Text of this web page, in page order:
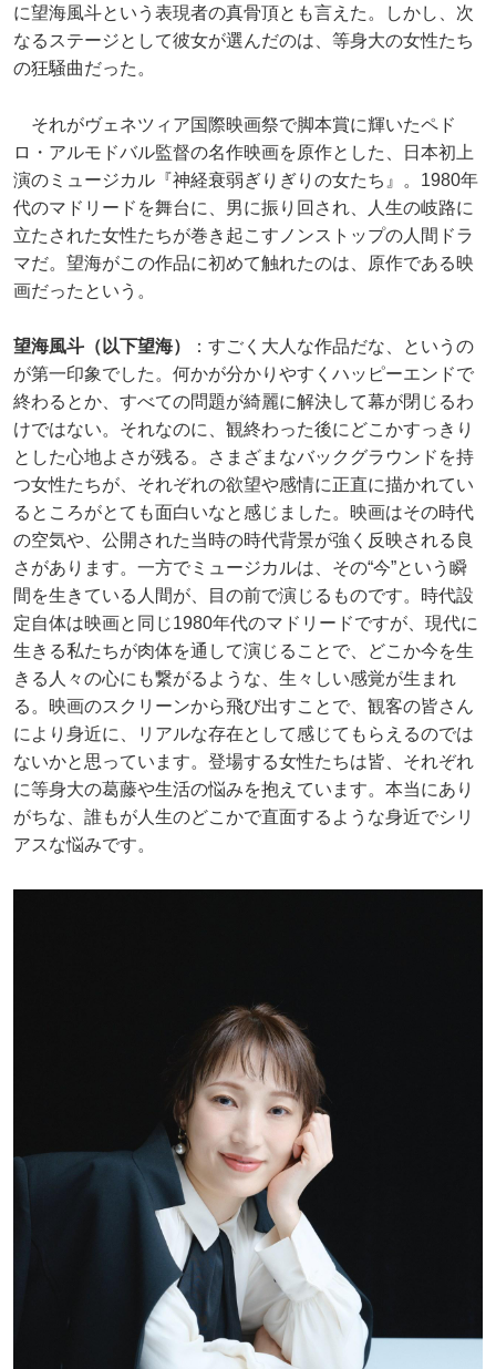
に望海風斗という表現者の真骨頂とも言えた。しかし、次
なるステージとして彼女が選んだのは、等身大の女性たち
の狂騒曲だった。
それがヴェネツィア国際映画祭で脚本賞に輝いたペド
ロ・アルモドバル監督の名作映画を原作とした、日本初上
演のミュージカル『神経衰弱ぎりぎりの女たち』。1980年
代のマドリードを舞台に、男に振り回され、人生の岐路に
立たされた女性たちが巻き起こすノンストップの人間ドラ
マだ。望海がこの作品に初めて触れたのは、原作である映
画だったという。
望海風斗（以下望海）
：すごく大人な作品だな、というの
が第一印象でした。何かが分かりやすくハッピーエンドで
終わるとか、すべての問題が綺麗に解決して幕が閉じるわ
けではない。それなのに、観終わった後にどこかすっきり
とした心地よさが残る。さまざまなバックグラウンドを持
つ女性たちが、それぞれの欲望や感情に正直に描かれてい
るところがとても面白いなと感じました。映画はその時代
の空気や、公開された当時の時代背景が強く反映される良
さがあります。一方でミュージカルは、その“今”という瞬
間を生きている人間が、目の前で演じるものです。時代設
定自体は映画と同じ1980年代のマドリードですが、現代に
生きる私たちが肉体を通して演じることで、どこか今を生
きる人々の心にも繋がるような、生々しい感覚が生まれ
る。映画のスクリーンから飛び出すことで、観客の皆さん
により身近に、リアルな存在として感じてもらえるのでは
ないかと思っています。登場する女性たちは皆、それぞれ
に等身大の葛藤や生活の悩みを抱えています。本当にあり
がちな、誰もが人生のどこかで直面するような身近でシリ
アスな悩みです。